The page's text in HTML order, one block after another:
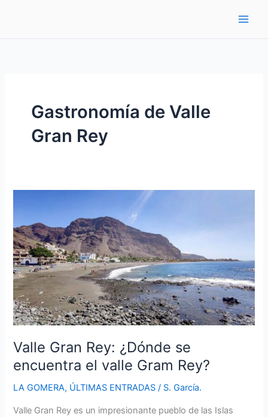
Gastronomía de Valle
Gran Rey
Valle Gran Rey: ¿Dónde se
encuentra el valle Gram Rey?
LA GOMERA, ÚLTIMAS ENTRADAS / S. García.
Valle Gran Rey es un impresionante pueblo de las Islas